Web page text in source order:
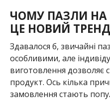
ЧОМУ ПАЗЛИ НА
ЦЕ НОВИЙ
Здавалося б, звичайні
особливими, але
виготовлення дозволяє
продукт. Ось кілька
замовлення стають